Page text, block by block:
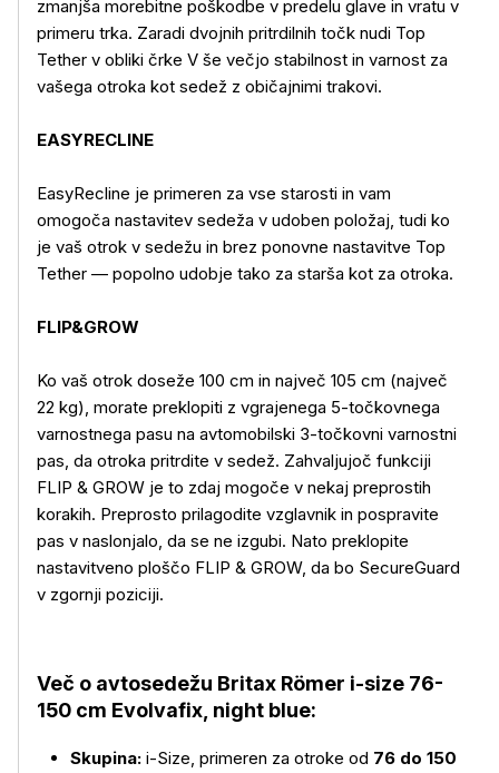
zmanjša morebitne poškodbe v predelu glave in vratu v
primeru trka. Zaradi dvojnih pritrdilnih točk nudi Top
Tether v obliki črke V še večjo stabilnost in varnost za
vašega otroka kot sedež z običajnimi trakovi.
EASYRECLINE
EasyRecline je primeren za vse starosti in vam
omogoča nastavitev sedeža v udoben položaj, tudi ko
je vaš otrok v sedežu in brez ponovne nastavitve Top
Tether — popolno udobje tako za starša kot za otroka.
FLIP&GROW
Ko vaš otrok doseže 100 cm in največ 105 cm (največ
22 kg), morate preklopiti z vgrajenega 5-točkovnega
varnostnega pasu na avtomobilski 3-točkovni varnostni
pas, da otroka pritrdite v sedež. Zahvaljujoč funkciji
FLIP & GROW je to zdaj mogoče v nekaj preprostih
korakih. Preprosto prilagodite vzglavnik in pospravite
pas v naslonjalo, da se ne izgubi. Nato preklopite
nastavitveno ploščo FLIP & GROW, da bo SecureGuard
v zgornji poziciji.
Več o avtosedežu Britax Römer i-size 76-
150 cm Evolvafix, night blue:
Skupina: i-Size, primeren za otroke od 76 do 150